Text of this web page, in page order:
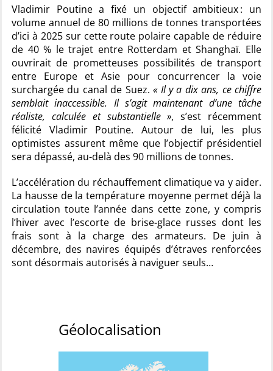
Vladimir Poutine a fixé un objectif ambitieux : un
volume annuel de 80 millions de tonnes transportées
d’ici à 2025 sur cette route polaire capable de réduire
de 40 % le trajet entre Rotterdam et Shanghaï. Elle
ouvrirait de prometteuses possibilités de transport
entre Europe et Asie pour concurrencer la voie
surchargée du canal de Suez.« Il y a dix ans, ce chiffre
semblait inaccessible. Il s’agit maintenant d’une tâche
réaliste, calculée et substantielle », s’est récemment
félicité Vladimir Poutine. Autour de lui, les plus
optimistes assurent même que l’objectif présidentiel
sera dépassé, au-delà des 90 millions de tonnes.
L’accélération du réchauffement climatique va y aider.
La hausse de la température moyenne permet déjà la
circulation toute l’année dans cette zone, y compris
l’hiver avec l’escorte de brise-glace russes dont les
frais sont à la charge des armateurs. De juin à
décembre, des navires équipés d’étraves renforcées
sont désormais autorisés à naviguer seuls…
Géolocalisation